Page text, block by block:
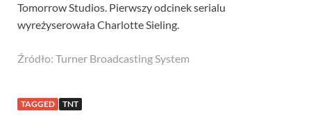
Tomorrow Studios. Pierwszy odcinek serialu
wyreżyserowała Charlotte Sieling.
Źródło: Turner Broadcasting System
TAGGED TNT